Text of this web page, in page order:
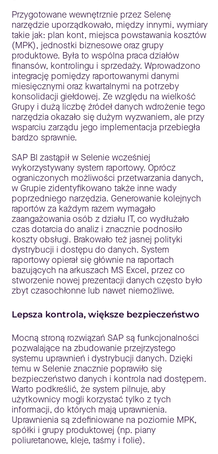
Przygotowane wewnętrznie przez Selenę
narzędzie uporządkowało, między innymi, wymiary
takie jak: plan kont, miejsca powstawania kosztów
(MPK), jednostki biznesowe oraz grupy
produktowe. Była to wspólna praca działów
finansów, kontrolingu i sprzedaży. Wprowadzono
integrację pomiędzy raportowanymi danymi
miesięcznymi oraz kwartalnymi na potrzeby
konsolidacji giełdowej. Ze względu na wielkość
Grupy i dużą liczbę źródeł danych wdrożenie tego
narzędzia okazało się dużym wyzwaniem, ale przy
wsparciu zarządu jego implementacja przebiegła
bardzo sprawnie.
SAP BI zastąpił w Selenie wcześniej
wykorzystywany system raportowy. Oprócz
ograniczonych możliwości przetwarzania danych,
w Grupie zidentyfikowano także inne wady
poprzedniego narzędzia. Generowanie kolejnych
raportów za każdym razem wymagało
zaangażowania osób z działu IT, co wydłużało
czas dotarcia do analiz i znacznie podnosiło
koszty obsługi. Brakowało też jasnej polityki
dystrybucji i dostępu do danych. System
raportowy opierał się głównie na raportach
bazujących na arkuszach MS Excel, przez co
stworzenie nowej prezentacji danych często było
zbyt czasochłonne lub nawet niemożliwe.
Lepsza kontrola, większe bezpieczeństwo
Mocną stroną rozwiązań SAP są funkcjonalności
pozwalające na zbudowanie przejrzystego
systemu uprawnień i dystrybucji danych. Dzięki
temu w Selenie znacznie poprawiło się
bezpieczeństwo danych i kontrola nad dostępem.
Warto podkreślić, że system pilnuje, aby
użytkownicy mogli korzystać tylko z tych
informacji, do których mają uprawnienia.
Uprawnienia są zdefiniowane na poziomie MPK,
spółki i grupy produktowej (np. piany
poliuretanowe, kleje, taśmy i folie).